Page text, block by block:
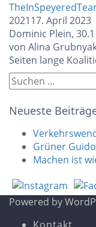
202117. April 2023
Dominic Plein,
von Alina
Seiten lange
Suchen
nach:
Neueste
Grüner
Machen ist
Powered by